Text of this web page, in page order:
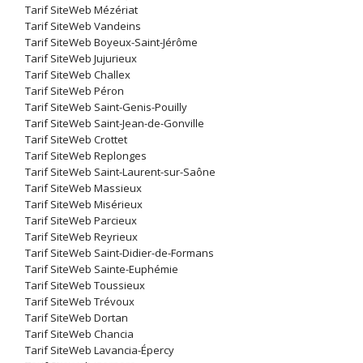
Tarif SiteWeb Mézériat
Tarif SiteWeb Vandeins
Tarif SiteWeb Boyeux-Saint-Jérôme
Tarif SiteWeb Jujurieux
Tarif SiteWeb Challex
Tarif SiteWeb Péron
Tarif SiteWeb Saint-Genis-Pouilly
Tarif SiteWeb Saint-Jean-de-Gonville
Tarif SiteWeb Crottet
Tarif SiteWeb Replonges
Tarif SiteWeb Saint-Laurent-sur-Saône
Tarif SiteWeb Massieux
Tarif SiteWeb Misérieux
Tarif SiteWeb Parcieux
Tarif SiteWeb Reyrieux
Tarif SiteWeb Saint-Didier-de-Formans
Tarif SiteWeb Sainte-Euphémie
Tarif SiteWeb Toussieux
Tarif SiteWeb Trévoux
Tarif SiteWeb Dortan
Tarif SiteWeb Chancia
Tarif SiteWeb Lavancia-Épercy